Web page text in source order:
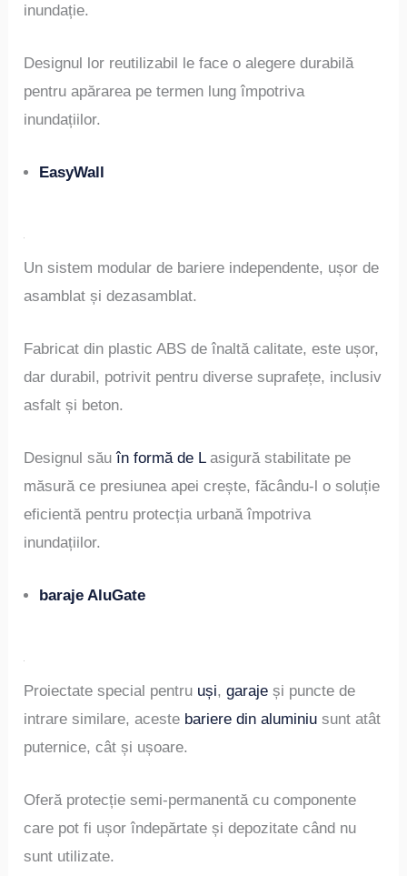
inundație.
Designul lor reutilizabil le face o alegere durabilă
pentru apărarea pe termen lung împotriva
inundațiilor.
EasyWall
Un sistem modular de bariere independente, ușor de
asamblat și dezasamblat.
Fabricat din plastic ABS de înaltă calitate, este ușor,
dar durabil, potrivit pentru diverse suprafețe, inclusiv
asfalt și beton.
Designul săuîn formă de Lasigură stabilitate pe
măsură ce presiunea apei crește, făcându-l o soluție
eficientă pentru protecția urbană împotriva
inundațiilor.
baraje AluGate
Proiectate special pentru uși,garaje și puncte de
intrare similare, aceste bariere din aluminiu sunt atât
puternice, cât și ușoare.
Oferă protecție semi-permanentă cu componente
care pot fi ușor îndepărtate și depozitate când nu
sunt utilizate.